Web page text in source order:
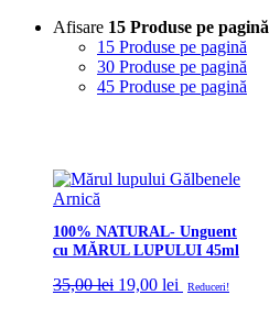
Afisare 15 Produse pe pagină
15 Produse pe pagină
30 Produse pe pagină
45 Produse pe pagină
100% NATURAL- Unguent
cu MĂRUL LUPULUI 45ml
35,00lei Prețul
19,00 lei Prețul
Reduceri!